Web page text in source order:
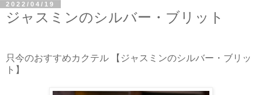
2022/04/19
ジャスミンのシルバー・ブリット
只今のおすすめカクテル 【ジャスミンのシルバー・ブリッ
ト】